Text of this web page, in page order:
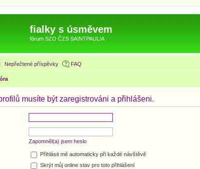
fialky s úsměvem
fórum SZO ČZS SAINTPAULIA
Nepřečtené příspěvky FAQ
musíte být zaregistrováni a přihlášeni.
Zapomněl(a) jsem heslo
Přihlásit mě automaticky při každé návštěvě
Skrýt můj online stav pro toto přihlášení